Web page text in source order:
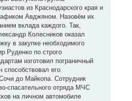
из Краснодарского края и
Авджяном. Назовём их
вклада каждого. Так,
Колесников оказал
в закупке необходимого
Руденко по строго
изготовил пограничный
способствовал его
до Майкопа. Сотрудник
спасательного отряда МЧС
на личном автомобиле